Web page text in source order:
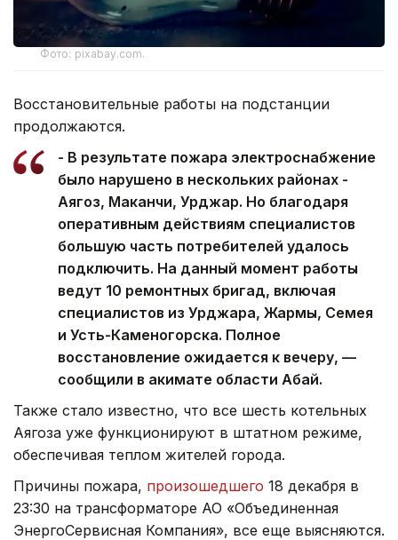
Фото: pixabay.com.
Восстановительные работы на подстанции
продолжаются.
- В результате пожара электроснабжение
было нарушено в нескольких районах -
Аягоз, Маканчи, Урджар. Но благодаря
оперативным действиям специалистов
большую часть потребителей удалось
подключить. На данный момент работы
ведут 10 ремонтных бригад, включая
специалистов из Урджара, Жармы, Семея
и Усть-Каменогорска. Полное
восстановление ожидается к вечеру, —
сообщили в акимате области Абай.
Также стало известно, что все шесть котельных
Аягоза уже функционируют в штатном режиме,
обеспечивая теплом жителей города.
Причины пожара, произошедшего 18 декабря в
23:30 на трансформаторе АО «Объединенная
ЭнергоСервисная Компания», все еще выясняются.